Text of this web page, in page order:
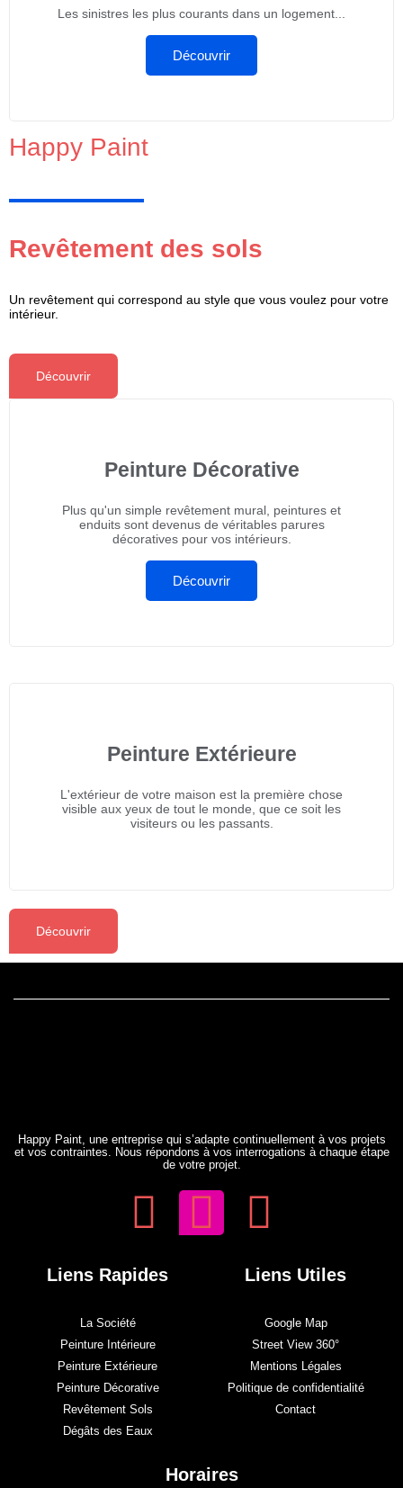
Les sinistres les plus courants dans un logement...
Découvrir
Happy Paint
Revêtement des sols
Un revêtement qui correspond au style que vous voulez pour votre
intérieur.
Découvrir
Peinture Décorative
Plus qu'un simple revêtement mural, peintures et
enduits sont devenus de véritables parures
décoratives pour vos intérieurs.
Découvrir
Peinture Extérieure
L'extérieur de votre maison est la première chose
visible aux yeux de tout le monde, que ce soit les
visiteurs ou les passants.
Découvrir
Happy Paint, une entreprise qui s’adapte continuellement à vos projets
et vos contraintes. Nous répondons à vos interrogations à chaque étape
de votre projet.
Liens Rapides
La Société
Peinture Intérieure
Peinture Extérieure
Peinture Décorative
Revêtement Sols
Dégâts des Eaux
Liens Utiles
Google Map
Street View 360°
Mentions Légales
Politique de confidentialité
Contact
Horaires